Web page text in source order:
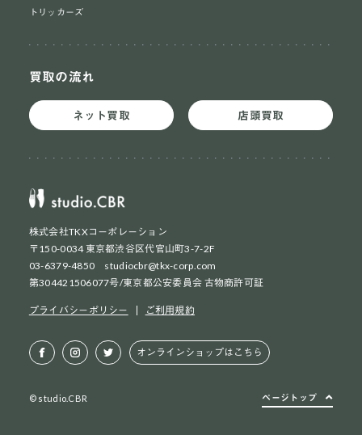
ネット買取 初めての方
トリッカーズ
株式会社TKXコーポレーション
〒150-0034 東京都渋谷区代官山町3-7-2F
03-6379-4850 studiocbr@tkx-corp.com
第304421506077号/東京都公安委員会 古物商許可証
プライバシーポリシー ご利用規約
オンラインショップはこちら
買取の流れ
ネット買取 店頭買取
© studio.CBR ページトップ